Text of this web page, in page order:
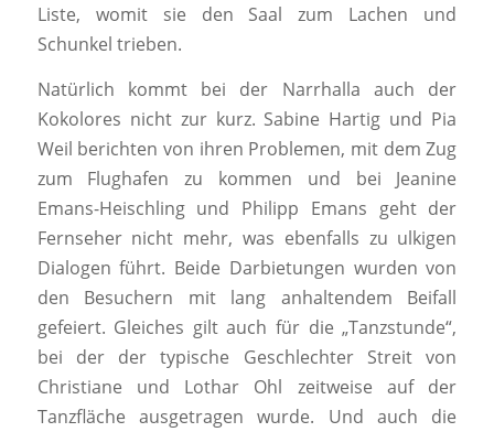
Liste, womit sie den Saal zum Lachen und
Schunkel trieben.
Natürlich kommt bei der Narrhalla auch der
Kokolores nicht zur kurz. Sabine Hartig und Pia
Weil berichten von ihren Problemen, mit dem Zug
zum Flughafen zu kommen und bei Jeanine
Emans-Heischling und Philipp Emans geht der
Fernseher nicht mehr, was ebenfalls zu ulkigen
Dialogen führt. Beide Darbietungen wurden von
den Besuchern mit lang anhaltendem Beifall
gefeiert. Gleiches gilt auch für die „Tanzstunde“,
bei der der typische Geschlechter Streit von
Christiane und Lothar Ohl zeitweise auf der
Tanzfläche ausgetragen wurde. Und auch die